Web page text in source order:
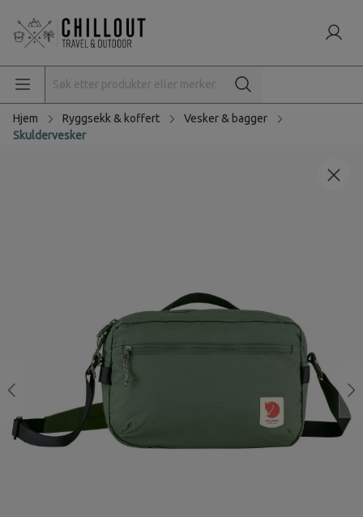
Hjem Ryggsekk & koffert
Vesker & bagger
Skuldervesker